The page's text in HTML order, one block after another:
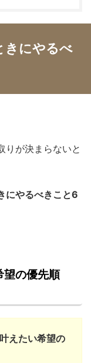
きにやるべ
りが決まらないと
にやるべきこと6
望の優先順
えたい希望の